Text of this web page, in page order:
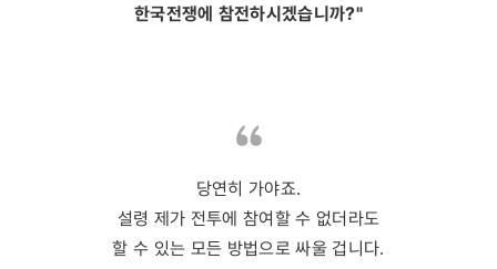
한국전쟁에 참전하시겠습니까?"
당연히 가야죠.
설령 제가 전투에 참여할 수 없더라도
할 수 있는 모든 방법으로 싸울 겁니다.